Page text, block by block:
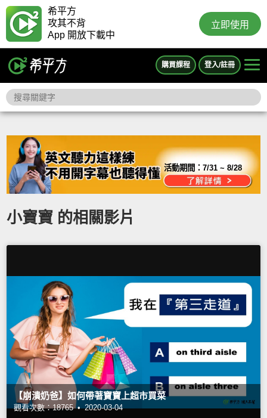
希平方
攻其不背
App 開放下載中
立即使用
購買課程 登入/註冊
活動期間：7/31 ~ 8/28
小寶寶 的相關影片
【崩潰奶爸】如何帶著寶寶上超市買菜
觀看次數：18765 • 2020-03-04